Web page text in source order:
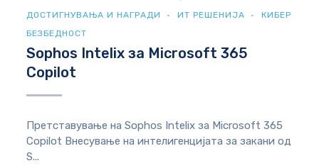
ДОСТИГНУВАЊА И НАГРАДИ
ИТ РЕШЕНИЈА
КИБЕР
БЕЗБЕДНОСТ
Sophos Intelix за Microsoft 365
Copilot
Претставување на Sophos Intelix за Microsoft 365
Copilot Внесување на интелигенцијата за закани од
S...